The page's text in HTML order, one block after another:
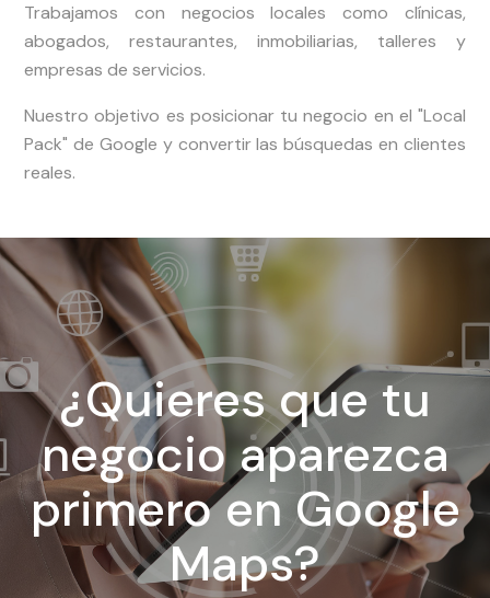
Trabajamos con negocios locales como clínicas,
abogados, restaurantes, inmobiliarias, talleres y
empresas de servicios.
Nuestro objetivo es posicionar tu negocio en el "Local
Pack" de Google y convertir las búsquedas en clientes
reales.
¿Quieres que tu
negocio aparezca
primero en Google
Maps?